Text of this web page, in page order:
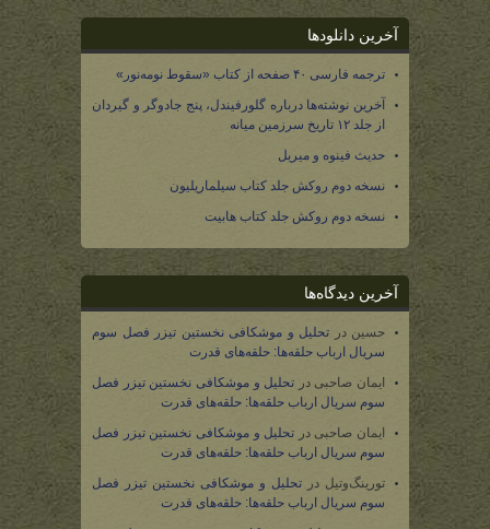
آخرین دانلودها
ترجمه فارسی ۴۰ صفحه از کتاب «سقوط نومه‌نور»
آخرین نوشته‌ها درباره گلورفیندل، پنج جادوگر و گیردان
از جلد ۱۲ تاریخ سرزمین میانه
حدیث فینوه و میریل
نسخه دوم روکش جلد کتاب سیلماریلیون
نسخه دوم روکش جلد کتاب هابیت
آخرین دیدگاه‌ها
حسین در تحلیل و موشکافی نخستین تیزر فصل سوم
سریال ارباب حلقه‌ها: حلقه‌های قدرت
ایمان صاحبی در تحلیل و موشکافی نخستین تیزر فصل
سوم سریال ارباب حلقه‌ها: حلقه‌های قدرت
ایمان صاحبی در تحلیل و موشکافی نخستین تیزر فصل
سوم سریال ارباب حلقه‌ها: حلقه‌های قدرت
تورینگ‌وتیل در تحلیل و موشکافی نخستین تیزر فصل
سوم سریال ارباب حلقه‌ها: حلقه‌های قدرت